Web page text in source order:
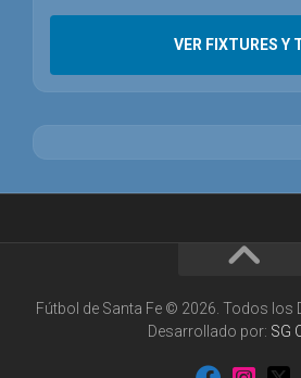
VER FIXTURES Y
Fútbol de Santa Fe © 2026. Todos los
Desarrollado por: SG